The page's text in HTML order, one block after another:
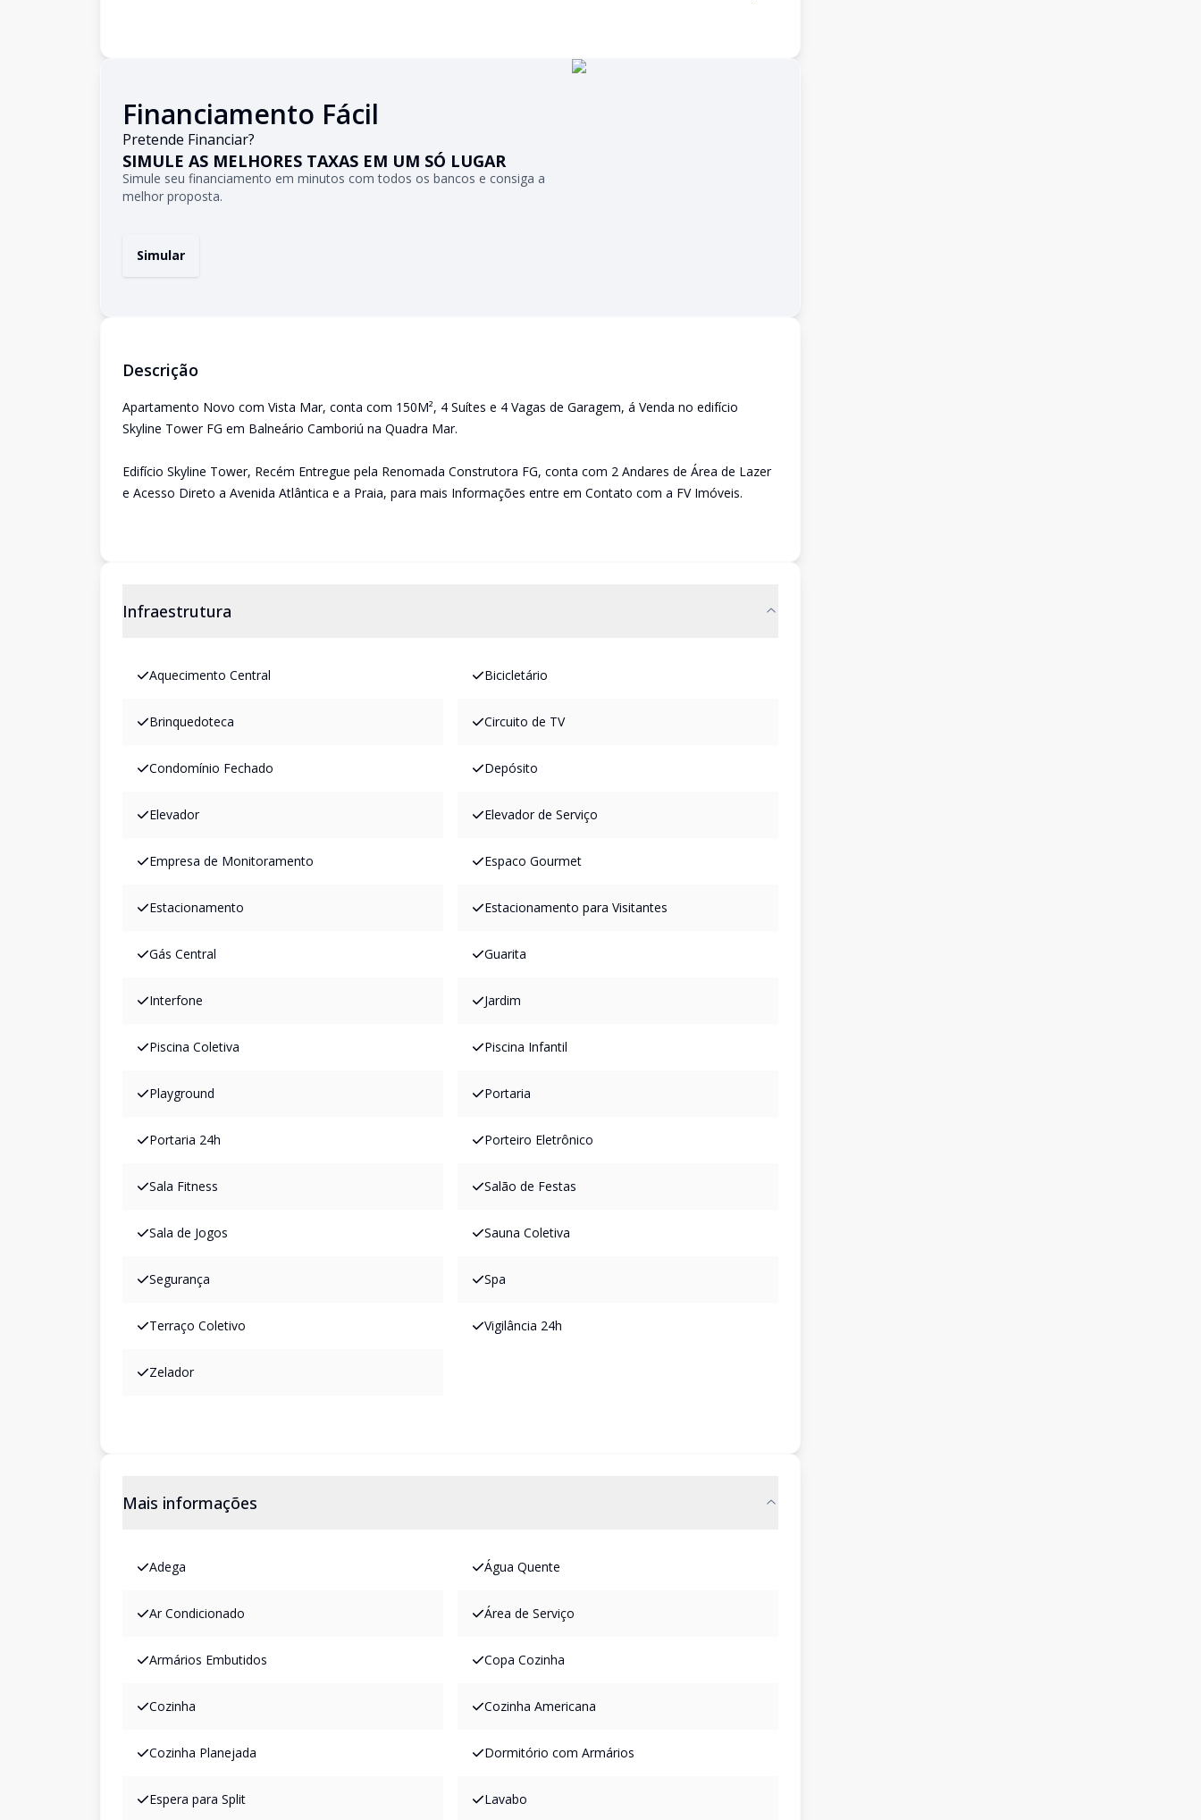
Financiamento Fácil
Pretende Financiar?
SIMULE AS MELHORES TAXAS EM UM SÓ LUGAR
Simule seu financiamento em minutos com todos os bancos e consiga a
melhor proposta.
Simular
Descrição
Apartamento Novo com Vista Mar, conta com 150M², 4 Suítes e 4 Vagas de Garagem, á Venda no edifício
Skyline Tower FG em Balneário Camboriú na Quadra Mar.
Edifício Skyline Tower, Recém Entregue pela Renomada Construtora FG, conta com 2 Andares de Área de Lazer
e Acesso Direto a Avenida Atlântica e a Praia, para mais Informações entre em Contato com a FV Imóveis.
Infraestrutura
Aquecimento Central Bicicletário
Brinquedoteca Circuito de TV
Condomínio Fechado Depósito
Elevador Elevador de Serviço
Empresa de Monitoramento Espaco Gourmet
Estacionamento Estacionamento para Visitantes
Gás Central Guarita
Interfone Jardim
Piscina Coletiva Piscina Infantil
Playground Portaria
Portaria 24h Porteiro Eletrônico
Sala Fitness Salão de Festas
Sala de Jogos Sauna Coletiva
Segurança Spa
Terraço Coletivo Vigilância 24h
Zelador
Mais informações
Adega Água Quente
Ar Condicionado Área de Serviço
Armários Embutidos Copa Cozinha
Cozinha Cozinha Americana
Cozinha Planejada Dormitório com Armários
Espera para Split Lavabo